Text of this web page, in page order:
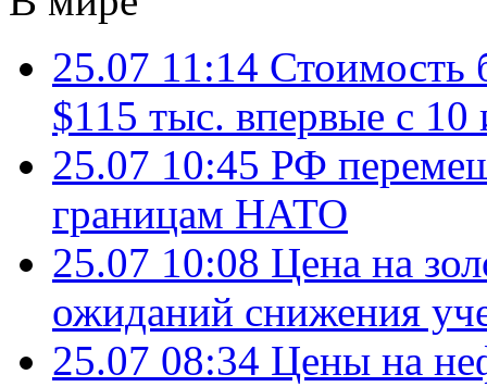
25.07 11:14 Стоимость
$115 тыс. впервые с 10
25.07 10:45 РФ
границам НАТО
25.07 10:08 Цена на
ожиданий снижения
25.07 08:34 Цены на